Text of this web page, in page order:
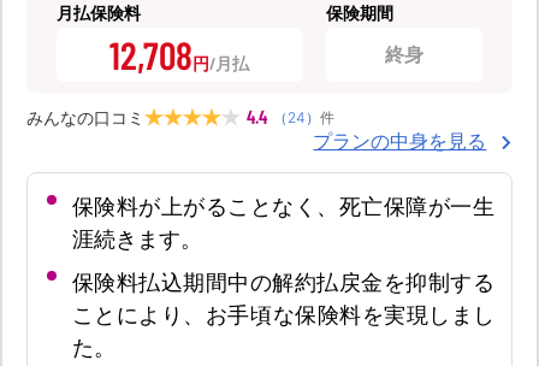
月払保険料
12,708円
保険期間
終身
みんなの口コミ 4.4 （ 24 ） 件
プランの中身を見る
保険料が上がることなく、死亡保障が一生
涯続きます。
保険料払込期間中の解約払戻金を抑制する
ことにより、お手頃な保険料を実現しまし
た。